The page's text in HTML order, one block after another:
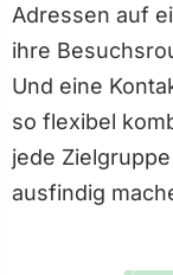
Adressen auf
ihre
Und eine
so flexibel
jede
ausfindig